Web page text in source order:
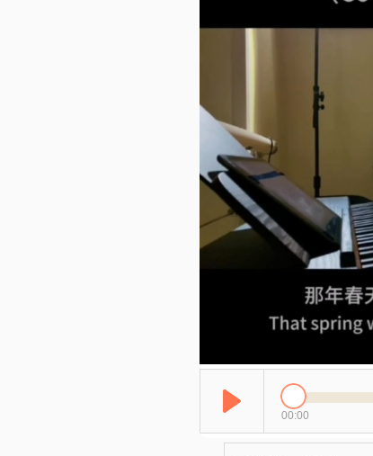
00:00